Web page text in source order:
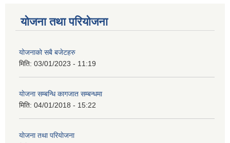
योजना तथा परियोजना
योजनाको सबै बजेटहरु
मिति: 03/01/2023 - 11:19
याेजना सम्बन्धि कागजात सम्बन्धमा
मिति: 04/01/2018 - 15:22
याेजना तथा परियाेजना